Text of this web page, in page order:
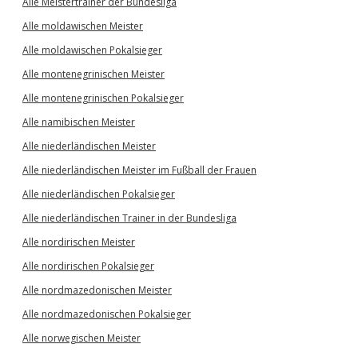
Alle moldawischen Meister
Alle moldawischen Pokalsieger
Alle montenegrinischen Meister
Alle montenegrinischen Pokalsieger
Alle namibischen Meister
Alle niederländischen Meister
Alle niederländischen Meister im Fußball der Frauen
Alle niederländischen Pokalsieger
Alle niederländischen Trainer in der Bundesliga
Alle nordirischen Meister
Alle nordirischen Pokalsieger
Alle nordmazedonischen Meister
Alle nordmazedonischen Pokalsieger
Alle norwegischen Meister